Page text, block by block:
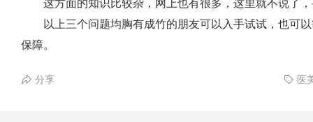
这方面的知识比较杂，网上也有很多，这里就不说了，
以上三个问题均胸有成竹的朋友可以入手试试，也可以
保障。
分享 医